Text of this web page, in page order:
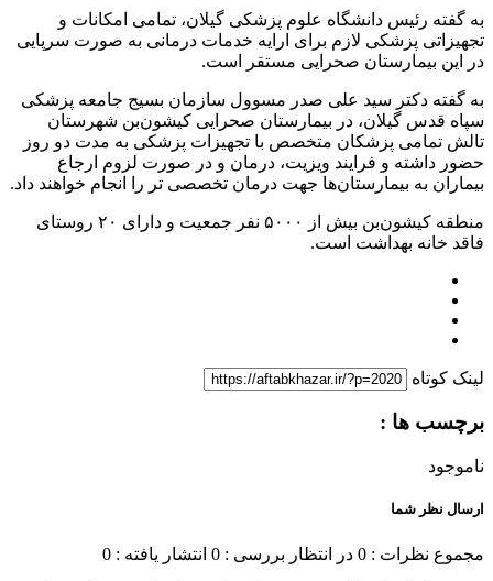
به گفته رئیس دانشگاه علوم پزشکی گیلان، تمامی امکانات و
تجهیزاتی پزشکی لازم برای ارایه خدمات درمانی به صورت سرپایی
در این بیمارستان صحرایی مستقر است.
به گفته دکتر سید علی صدر مسوول سازمان بسیج جامعه پزشکی
سپاه قدس گیلان، در بیمارستان صحرایی کیشون‌بن شهرستان
تالش تمامی پزشکان متخصص با تجهیزات پزشکی به مدت دو روز
حضور داشته و فرایند ویزیت، درمان و در صورت لزوم ارجاع
بیماران به بیمارستان‌ها جهت درمان تخصصی تر را انجام خواهند داد.
منطقه کیشون‌بن بیش از ۵۰۰۰ نفر جمعیت و دارای ۲۰ روستای
فاقد خانه بهداشت است.
لینک کوتاه
برچسب ها :
ناموجود
ارسال نظر شما
مجموع نظرات : 0 در انتظار بررسی : 0 انتشار یافته : 0